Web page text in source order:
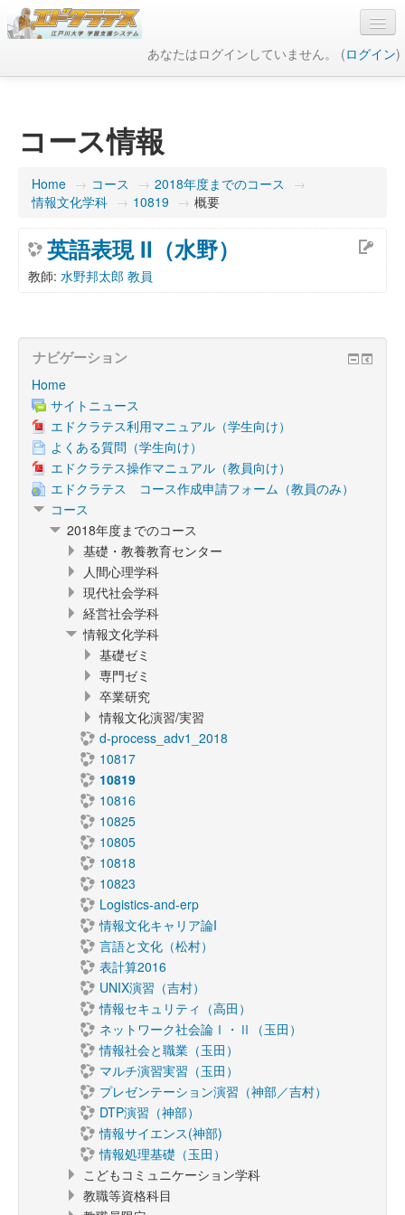
あなたはログインしていません。 (ログイン)
コース情報
Home → コース → 2018年度までのコース
→
情報文化学科 → 10819 → 概要
英語表現 II（水野）
教師: 水野邦太郎 教員
ナビゲーション
Home
サイトニュース
エドクラテス利用マニュアル（学生向け）
よくある質問（学生向け）
エドクラテス操作マニュアル（教員向け）
エドクラテス コース作成申請フォーム（教員のみ）
コース
2018年度までのコース
基礎・教養教育センター
人間心理学科
現代社会学科
経営社会学科
情報文化学科
基礎ゼミ
専門ゼミ
卒業研究
情報文化演習/実習
d-process_adv1_2018
10817
10819
10816
10825
10805
10818
10823
Logistics-and-erp
情報文化キャリア論I
言語と文化（松村）
表計算2016
UNIX演習（吉村）
情報セキュリティ（高田）
ネットワーク社会論Ⅰ・Ⅱ（玉田）
情報社会と職業（玉田）
マルチ演習実習（玉田）
プレゼンテーション演習（神部／吉村）
DTP演習（神部）
情報サイエンス(神部)
情報処理基礎（玉田）
こどもコミュニケーション学科
教職等資格科目